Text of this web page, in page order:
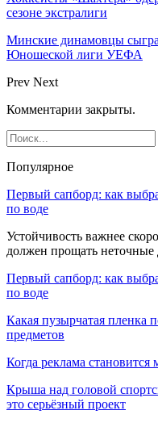
сезоне экстралиги
Минские динамовцы
Юношеской лиги УЕФА
Prev Next
Комментарии закрыты.
Популярное
Первый сапборд: как
по воде
Устойчивость важнее
должен прощать
Первый сапборд: как
по воде
Какая пузырчатая пленка
предметов
Когда реклама становится
Крыша над головой
это серьёзный проект